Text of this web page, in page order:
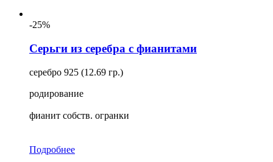
-25%
Серьги из серебра с фианитами
серебро 925 (12.69 гр.)
родирование
фианит собств. огранки
Подробнее